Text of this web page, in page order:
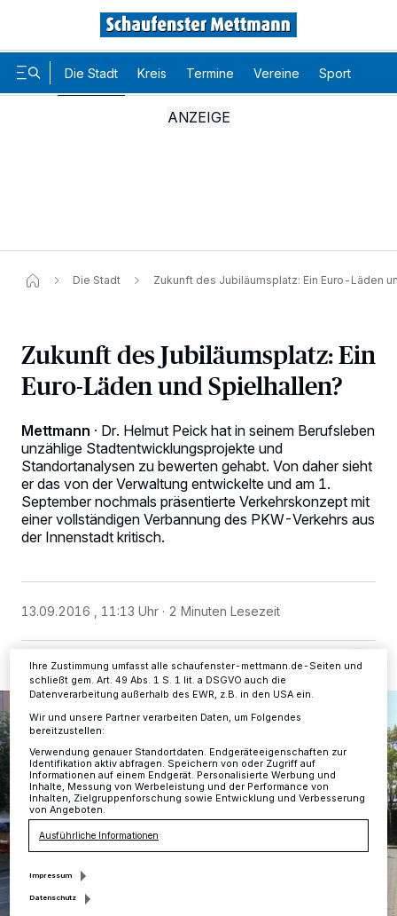
Die Stadt Kreis Termine Vereine Sport
Die Stadt Zukunft des Jubiläumsplatz: Ein Euro-Läden
Zukunft des Jubiläumsplatz: Ein
Euro-Läden und Spielhallen?
Mettmann · Dr. Helmut Peick hat in seinem Berufsleben
unzählige Stadtentwicklungsprojekte und
Standortanalysen zu bewerten gehabt. Von daher sieht
er das von der Verwaltung entwickelte und am 1.
September nochmals präsentierte Verkehrskonzept mit
einer vollständigen Verbannung des PKW-Verkehrs aus
der Innenstadt kritisch.
13.09.2016 , 11:13 Uhr 2 Minuten Lesezeit
Wir und unsere218-Partner speichern und greifen auf
personenbezogene Daten wie Browserdaten oder eindeutige
Kennungen auf Ihrem Gerät zu. Durch Auswahl von OK aktivieren Sie
Tracking-Technologien für die unter „Wir und unsere Partner
verarbeiten Daten, um Ihnen Dienste bereitzustellen“ aufgeführten
Einstellungen oder Ablehnen am unteren Rand der Webseite klicken.
Informationen finden Sie in unserer Datenschutzerklärung.
Ihre Zustimmung umfasst alle schaufenster-mettmann.de-Seiten und
schließt gem. Art. 49 Abs. 1 S. 1 lit. a DSGVO auch die
Datenverarbeitung außerhalb des EWR, z.B. in den USA ein.
Wir und unsere Partner verarbeiten Daten, um Folgendes
bereitzustellen:
Verwendung genauer Standortdaten. Endgeräteeigenschaften zur
Identifikation aktiv abfragen. Speichern von oder Zugriff auf
Informationen auf einem Endgerät. Personalisierte Werbung und
Inhalte, Messung von Werbeleistung und der Performance von
Inhalten, Zielgruppenforschung sowie Entwicklung und Verbesserung
von Angeboten.
Ausführliche Informationen
Impressum
Datenschutz